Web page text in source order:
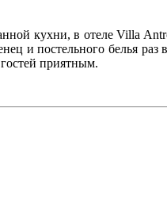
кухни, в отеле Villa
и постельного белья
приятным.